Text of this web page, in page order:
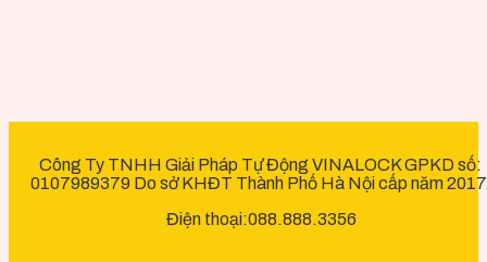
Công Ty TNHH Giải Pháp Tự Động VINALOCK GPKD số:
0107989379 Do sở KHĐT Thành Phố Hà Nội cấp năm
Điện thoại:088.888.3356